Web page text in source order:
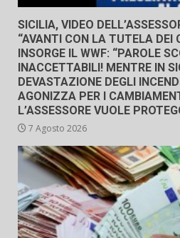
SICILIA, VIDEO
“AVANTI CON LA TUTELA DEI
INSORGE IL WWF: “PAROLE
INACCETTABILI! MENTRE IN
DEVASTAZIONE DEGLI
AGONIZZA PER I
L’ASSESSORE VUOLE
7 Agosto 2026